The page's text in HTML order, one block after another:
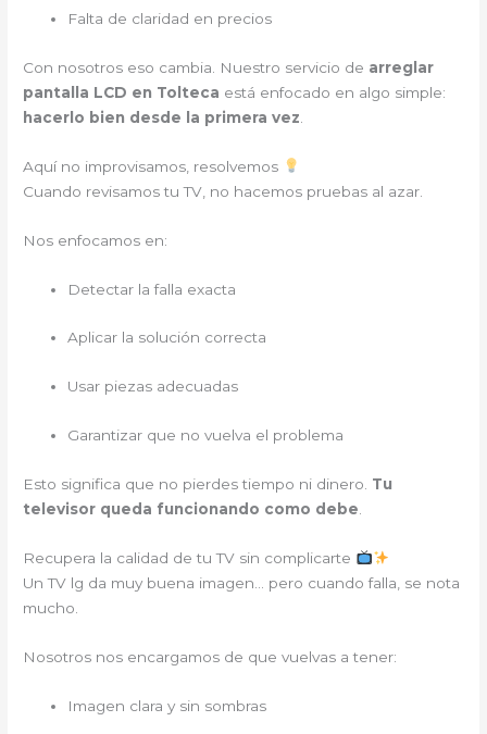
Falta de claridad en precios
Con nosotros eso cambia. Nuestro servicio de arreglar
pantalla LCD en Tolteca está enfocado en algo simple:
hacerlo bien desde la primera vez
Aquí no improvisamos, resolvemos
Cuando revisamos tu TV, no hacemos pruebas al azar.
Nos enfocamos en:
Detectar la falla exacta
Aplicar la solución correcta
Usar piezas adecuadas
Garantizar que no vuelva el problema
Esto significa que no pierdes tiempo ni dinero. Tu
televisor queda funcionando como debe
Recupera la calidad de tu TV sin complicarte
Un TV lg da muy buena imagen… pero cuando falla, se nota
mucho.
Nosotros nos encargamos de que vuelvas a tener:
Imagen clara y sin sombras